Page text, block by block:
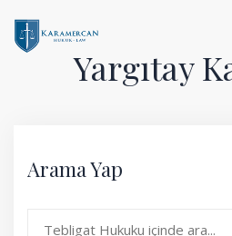
Yargıtay
Arama Yap